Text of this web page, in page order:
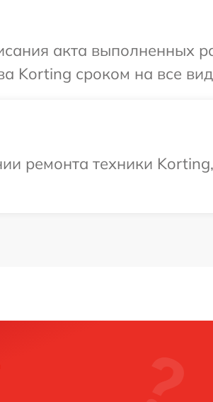
акта выполненных
Korting сроком на все
ремонта техники